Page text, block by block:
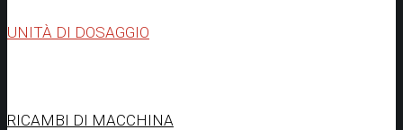
UNITÀ DI DOSAGGIO
RICAMBI DI MACCHINA